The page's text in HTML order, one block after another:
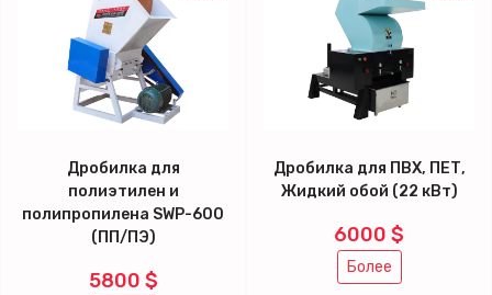
Дробилка для
полиэтилен и
полипропилена SWP-600
(ПП/ПЭ)
5800 $
Дробилка для ПВХ, ПЕТ,
Жидкий обой (22 кВт)
6000 $
Более